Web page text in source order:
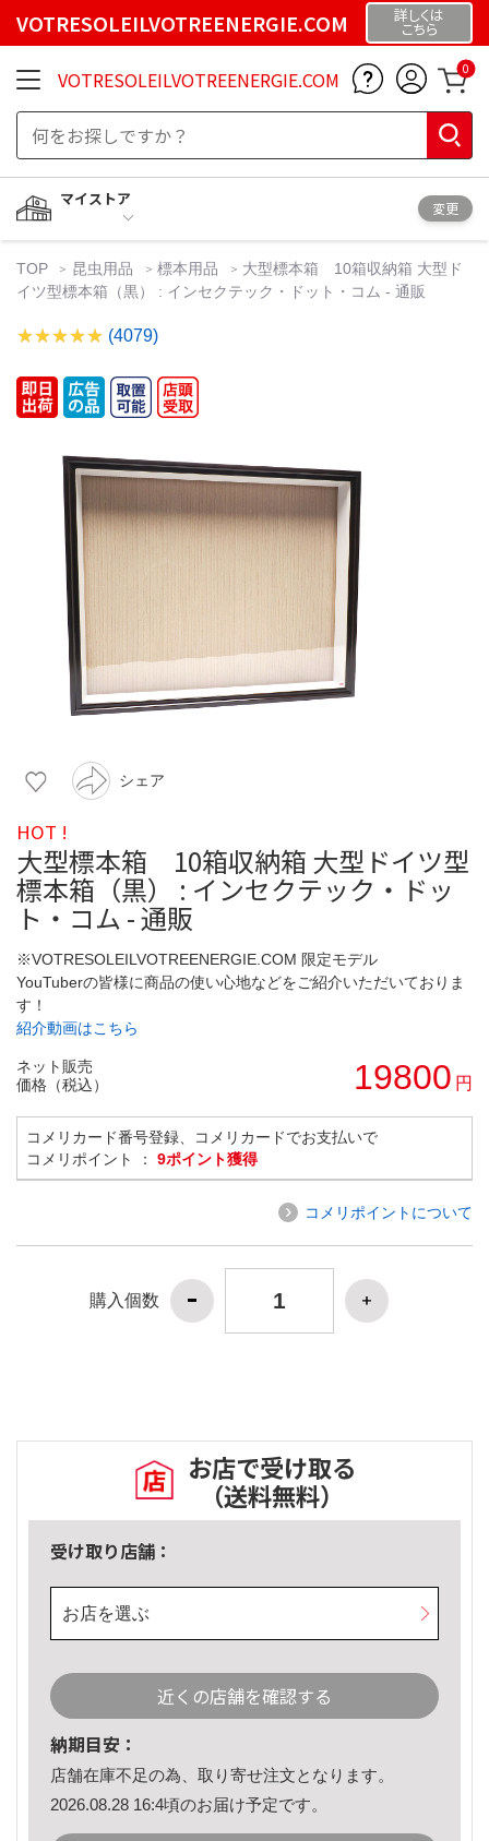
VOTRESOLEILVOTREENERGIE.COM 詳しくは
こちら
VOTRESOLEILVOTREENERGIE.COM 0
マイストア
変更
TOP 昆虫用品 標本用品
大型標本箱 10箱収納箱 大型ド
イツ型標本箱（黒） : インセクテック・ドット・コム - 通販
(4079)
シェア
HOT !
大型標本箱 10箱収納箱 大型ドイツ型
標本箱（黒） : インセクテック・ドッ
ト・コム - 通販
※VOTRESOLEILVOTREENERGIE.COM 限定モデル
YouTuberの皆様に商品の使い心地などをご紹介いただいておりま
す！
紹介動画はこちら
ネット販売
価格（税込）
19800 円
コメリカード番号登録、コメリカードでお支払いで
コメリポイント ： 9ポイント獲得
コメリポイントについて
購入個数
お店で受け取る
（送料無料）
受け取り店舗：
お店を選ぶ
近くの店舗を確認する
納期目安：
店舗在庫不足の為、取り寄せ注文となります。
2026.08.28 16:4頃のお届け予定です。